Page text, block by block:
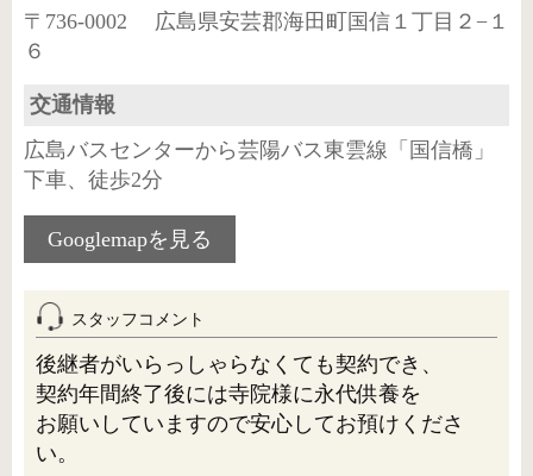
〒736-0002 広島県安芸郡海田町国信１丁目２−１
６
交通情報
広島バスセンターから芸陽バス東雲線「国信橋」
下車、徒歩2分
Googlemapを見る
スタッフコメント
後継者がいらっしゃらなくても契約でき、
契約年間終了後には寺院様に永代供養を
お願いしていますので安心してお預けくださ
い。